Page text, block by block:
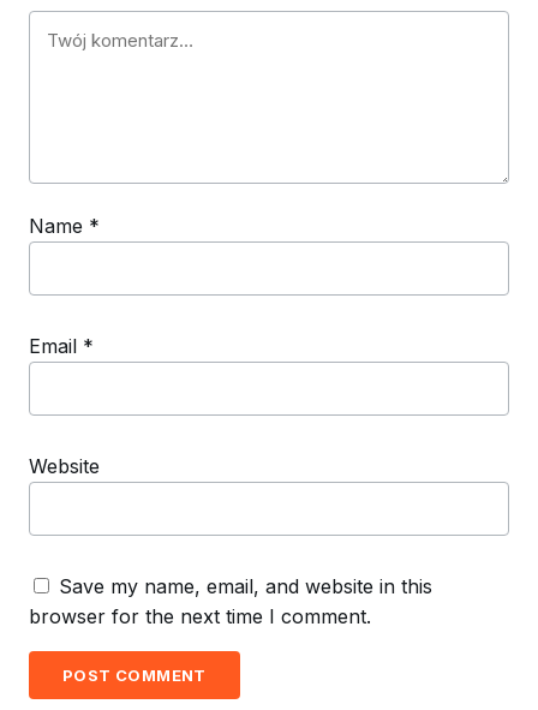
Name *
Email *
Website
Save my name, email, and website in this
browser for the next time I comment.
POST COMMENT